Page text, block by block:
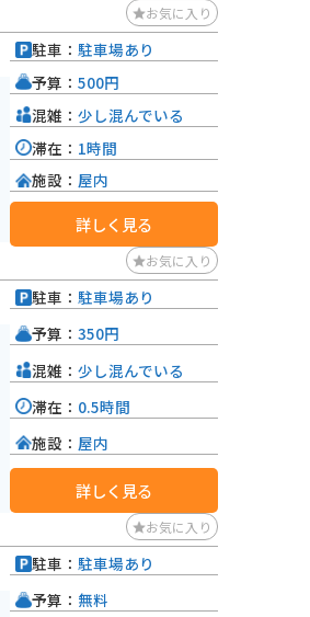
お気に入り
駐車： 駐車場あり
予算： 500円
混雑： 少し混んでいる
滞在： 1時間
施設： 屋内
詳しく見る
お気に入り
駐車： 駐車場あり
予算： 350円
混雑： 少し混んでいる
滞在： 0.5時間
施設： 屋内
詳しく見る
お気に入り
駐車： 駐車場あり
予算： 無料